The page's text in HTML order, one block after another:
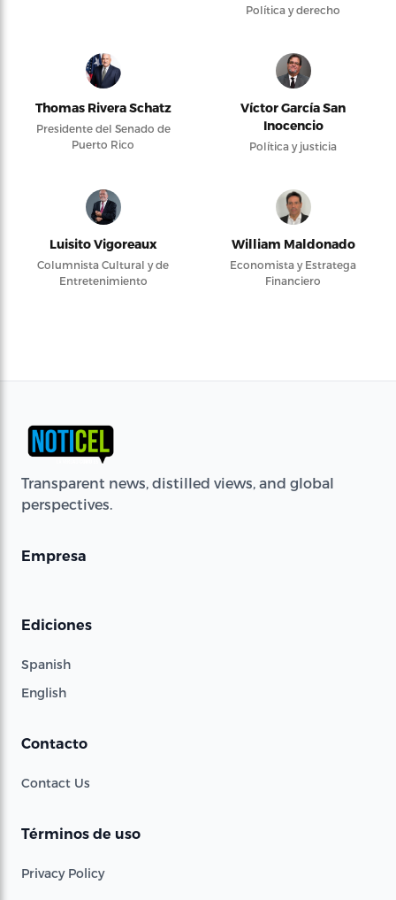
Política y derecho
Thomas Rivera Schatz
Presidente del Senado de
Puerto Rico
Víctor García San
Inocencio
Política y justicia
Luisito Vigoreaux
Columnista Cultural y de
Entretenimiento
William Maldonado
Economista y Estratega
Financiero
Transparent news, distilled views, and global
perspectives.
Empresa
Ediciones
Spanish
English
Contacto
Contact Us
Términos de uso
Privacy Policy